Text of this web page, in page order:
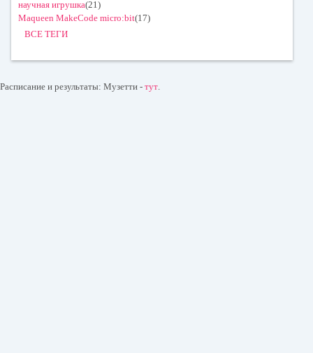
научная игрушка(21)
Maqueen MakeCode micro:bit(17)
ВСЕ ТЕГИ
Расписание и результаты: Музетти - тут